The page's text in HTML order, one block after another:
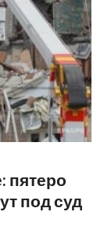
пятеро
под суд